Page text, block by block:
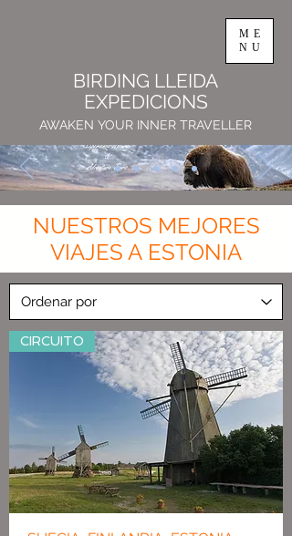
BIRDING LLEIDA
EXPEDICIONS
AWAKEN YOUR INNER TRAVELLER
ME
NU
NUESTROS MEJORES
VIAJES A ESTONIA
CIRCUITO